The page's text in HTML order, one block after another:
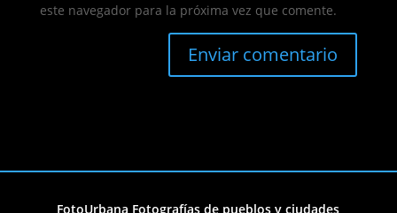
este navegador para la próxima vez que comente.
FotoUrbana Fotografías de pueblos y ciudades